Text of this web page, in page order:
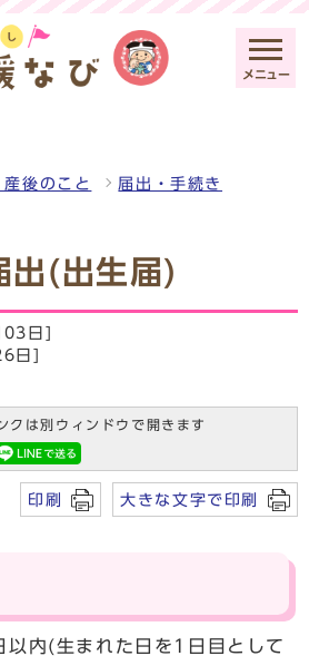
メニュー
後のこと 届出・手続き
出(出生届)
03日]
日]
クは別ウィンドウで開きます
印刷 大きな文字で印刷
内(生まれた日を1日目として